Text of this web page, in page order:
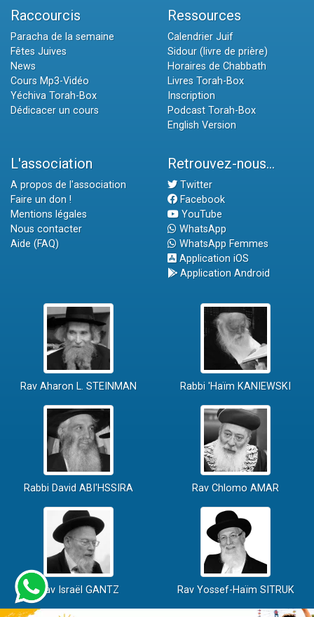
Raccourcis
Paracha de la semaine
Fêtes Juives
News
Cours Mp3-Vidéo
Yéchiva Torah-Box
Dédicacer un cours
Ressources
Calendrier Juif
Sidour (livre de prière)
Horaires de Chabbath
Livres Torah-Box
Inscription
Podcast Torah-Box
English Version
L'association
A propos de l'association
Faire un don !
Mentions légales
Nous contacter
Aide (FAQ)
Retrouvez-nous...
Twitter
Facebook
YouTube
WhatsApp
WhatsApp Femmes
Application iOS
Application Android
Rav Aharon L. STEINMAN Rabbi 'Haïm KANIEWSKI
Rabbi David ABI'HSSIRA Rav Chlomo AMAR
Rav Israël GANTZ Rav Yossef-Haïm SITRUK